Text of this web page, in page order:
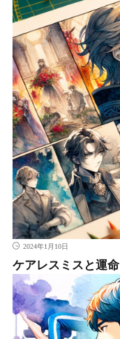
2024年1月10日
ケアレスミスと運命